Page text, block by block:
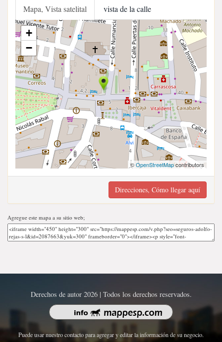
Mapa, Vista satelital vista de la calle
+
−
©OpenStreetMapcontributors
Direcciones, Cómo llegar aquí
Agregue este mapa a su sitio web;
Derechos de autor 2026 | Todos los derechos reservados.
Puede usar nuestro contacto para agregar y editar la información de su negocio.